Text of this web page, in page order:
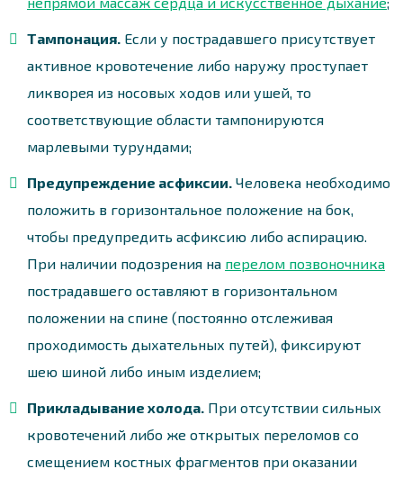
Тампонация. Если у пострадавшего присутствует
активное кровотечение либо наружу проступает
ликворея из носовых ходов или ушей, то
соответствующие области тампонируются
марлевыми турундами;
Предупреждение асфиксии. Человека необходимо
положить в горизонтальное положение на бок,
чтобы предупредить асфиксию либо аспирацию.
При наличии подозрения на перелом позвоночника
пострадавшего оставляют в горизонтальном
положении на спине (постоянно отслеживая
проходимость дыхательных путей), фиксируют
шею шиной либо иным изделием;
Прикладывание холода. При отсутствии сильных
кровотечений либо же открытых переломов со
смещением костных фрагментов при оказании